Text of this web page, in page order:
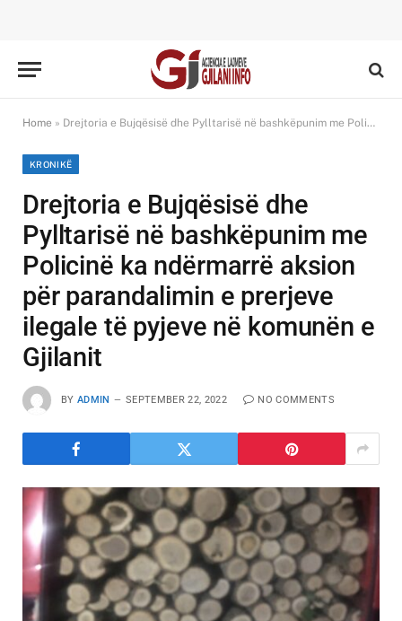
Home » Drejtoria e Bujqësisë dhe Pylltarisë në bashkëpunim me Policinë ka ndërmarrë aksion për parandalimin e prerjeve ilegale të pyjeve në komunën e Gjilanit
KRONIKË
Drejtoria e Bujqësisë dhe
Pylltarisë në bashkëpunim me
Policinë ka ndërmarrë aksion
për parandalimin e prerjeve
ilegale të pyjeve në komunën e
Gjilanit
BY ADMIN SEPTEMBER 22, 2022 NO COMMENTS